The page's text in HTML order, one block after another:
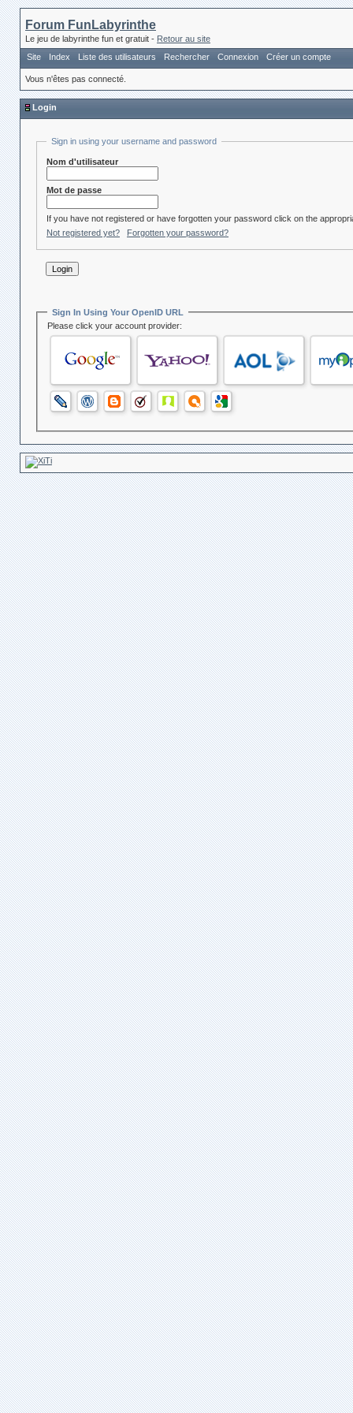
Forum FunLabyrinthe
Le jeu de labyrinthe fun et gratuit - Retour au site
Site
Index Liste des utilisateurs Rechercher Connexion Créer un compte
Vous n'êtes pas connecté.
Login
Sign in using your username and password
Nom d'utilisateur
Mot de passe
If you have not registered or have forgotten your password click on the
Not registered yet?
Forgotten your password?
Sign In Using Your OpenID URL
Please click your account provider: